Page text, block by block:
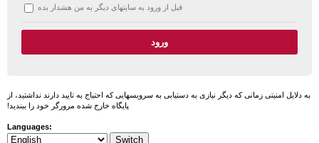
قبل از ورود به سایتهای دیگر به من هشدار بده
به دلایل امنیتی زمانی که دیگر نیازی به دستیابی به سرویسهایی که احتیاج به تایید دارند نداشتید، از
پایگاه خارج شده مرورگر خود را ببندید!
Languages: